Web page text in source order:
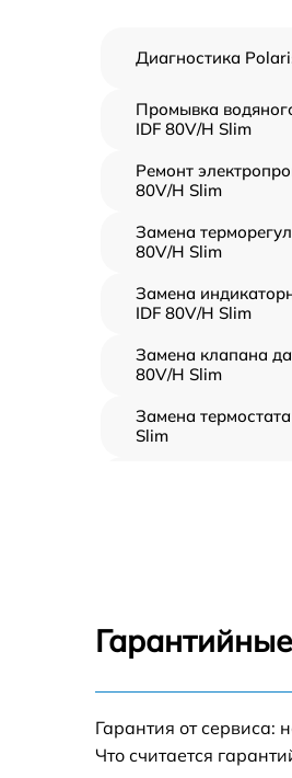
Диагностика
Промывка
IDF 80V/H Slim
Ремонт
80V/H Slim
Замена
80V/H Slim
Замена
IDF 80V/H Slim
Замена клапана
80V/H Slim
Замена
Slim
Замена прокладки
Гарантия от
Что считается